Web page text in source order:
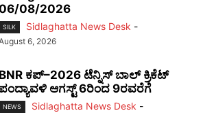
08/2026
SILK Sidlaghatta News Desk -
6, 2026
BNR ಕಪ್–2026 ಟೆನ್ನಿಸ್ ಬಾಲ್ ಕ್ರಿಕೆಟ್
ಪಂದ್ಯಾವಳಿ ಆಗಸ್ಟ್ 6ರಿಂದ 9ರವರೆಗೆ
NEWS Sidlaghatta News Desk -